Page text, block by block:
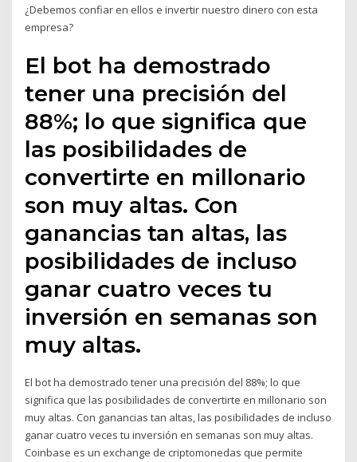
¿Debemos confiar en ellos e invertir nuestro dinero con esta
empresa?
El bot ha demostrado
tener una precisión del
88%; lo que significa que
las posibilidades de
convertirte en millonario
son muy altas. Con
ganancias tan altas, las
posibilidades de incluso
ganar cuatro veces tu
inversión en semanas son
muy altas.
El bot ha demostrado tener una precisión del 88%; lo que
significa que las posibilidades de convertirte en millonario son
muy altas. Con ganancias tan altas, las posibilidades de incluso
ganar cuatro veces tu inversión en semanas son muy altas.
Coinbase es un exchange de criptomonedas que permite